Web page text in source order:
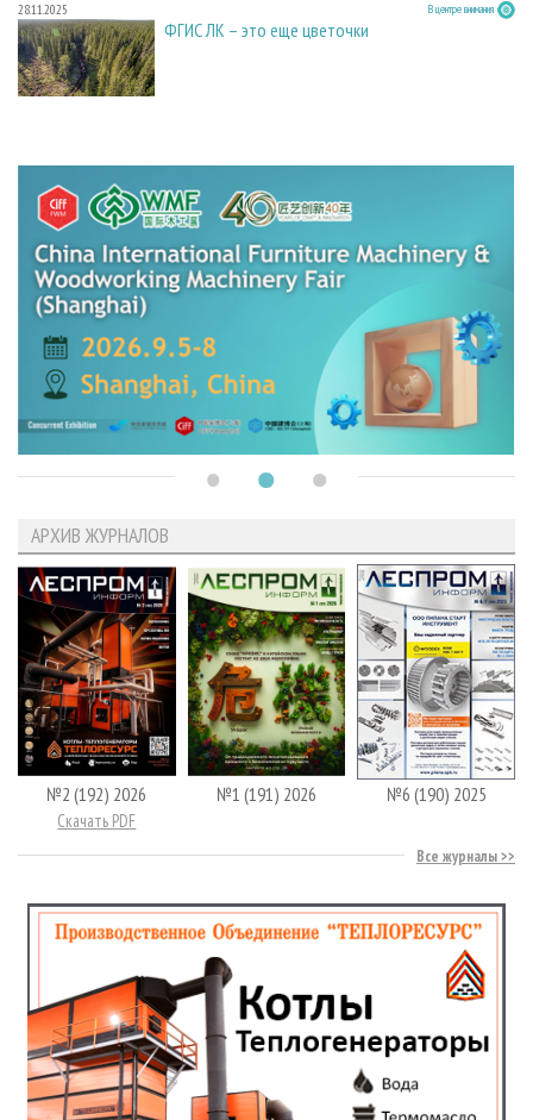
28.11.2025 В центре внимания
ФГИС ЛК – это еще цветочки
АРХИВ ЖУРНАЛОВ
№2 (192) 2026
Скачать PDF
№1 (191) 2026 №6 (190) 2025
Все журналы